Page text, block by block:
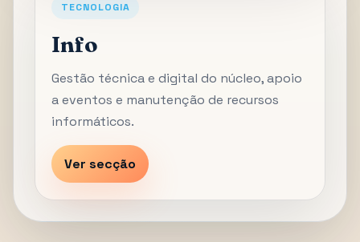
TECNOLOGIA
Info
Gestão técnica e digital do núcleo, apoio
a eventos e manutenção de recursos
informáticos.
Ver secção